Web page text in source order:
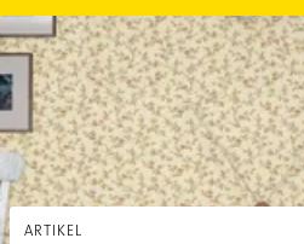
ARTIKEL
3 Dinge, an denen Sie merken, dass